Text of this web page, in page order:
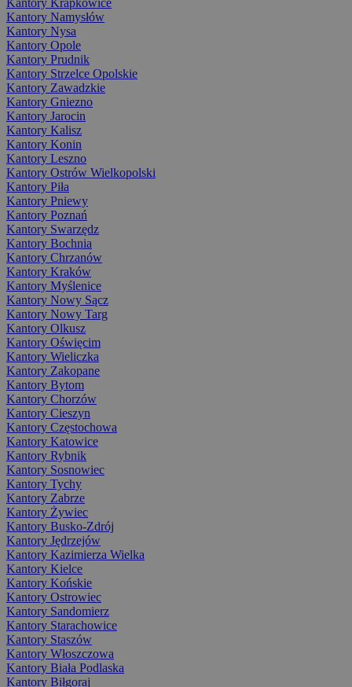
Kantory Namysłów
Kantory Nysa
Kantory Opole
Kantory Prudnik
Kantory Strzelce Opolskie
Kantory Zawadzkie
Kantory Gniezno
Kantory Jarocin
Kantory Kalisz
Kantory Konin
Kantory Leszno
Kantory Ostrów Wielkopolski
Kantory Piła
Kantory Pniewy
Kantory Poznań
Kantory Swarzędz
Kantory Bochnia
Kantory Chrzanów
Kantory Kraków
Kantory Myślenice
Kantory Nowy Sącz
Kantory Nowy Targ
Kantory Olkusz
Kantory Oświęcim
Kantory Wieliczka
Kantory Zakopane
Kantory Bytom
Kantory Chorzów
Kantory Cieszyn
Kantory Częstochowa
Kantory Katowice
Kantory Rybnik
Kantory Sosnowiec
Kantory Tychy
Kantory Zabrze
Kantory Żywiec
Kantory Busko-Zdrój
Kantory Jędrzejów
Kantory Kazimierza Wielka
Kantory Kielce
Kantory Końskie
Kantory Ostrowiec
Kantory Sandomierz
Kantory Starachowice
Kantory Staszów
Kantory Włoszczowa
Kantory Biała Podlaska
Kantory Biłgoraj